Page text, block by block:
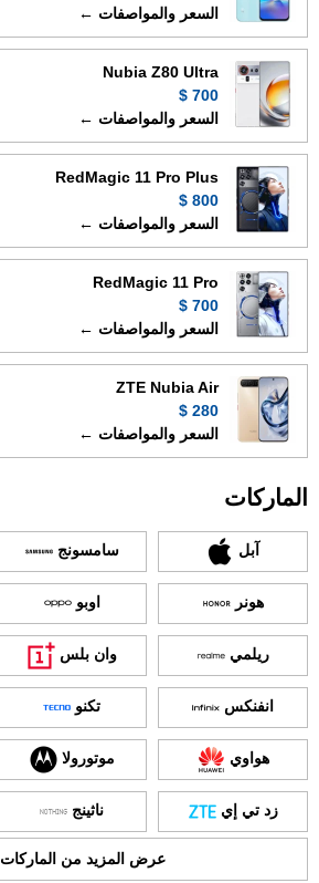
السعر والمواصفات ←
Nubia Z80 Ultra
700 $
السعر والمواصفات ←
RedMagic 11 Pro Plus
800 $
السعر والمواصفات ←
RedMagic 11 Pro
700 $
السعر والمواصفات ←
ZTE Nubia Air
280 $
السعر والمواصفات ←
الماركات
آبل سامسونج
هونر اوبو
ريلمي وان بلس
انفنكس تكنو
هواوي موتورولا
زد تي إي ناثينج
عرض المزيد من الماركات